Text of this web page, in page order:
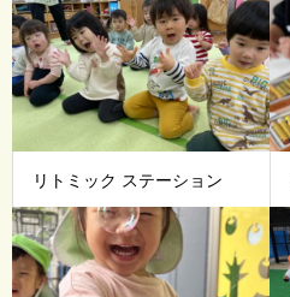
リトミック ステーション